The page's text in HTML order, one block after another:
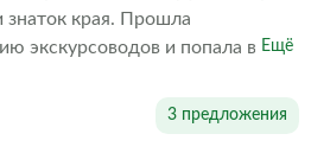
знаток края. Прошла
экскурсоводов и попала в
информативно, а самое
незаметно.
Ещё
3 предложения